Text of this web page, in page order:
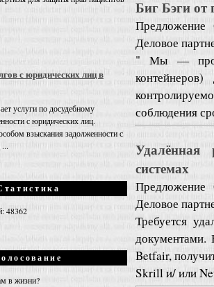
с юридических лиц в
услуги по досудебному
с юридических лиц.
взыскания задолженности с
48362
в жизни?
Биг Бэги от
Предложение
Деловое
" Мы —
соблюдения
Удалённая
системах
Предложение
Деловое
Требуется
документами.
Betfair,
Skrill и/ или